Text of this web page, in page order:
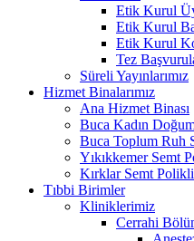
Etik Kurul
Etik Kurul
Etik Kurul
Tez
Süreli Yayınlarımız
Hizmet Binalarımız
Ana Hizmet Binası
Buca Kadın
Buca Toplum Ruh
Yıkıkkemer Semt
Kırklar Semt
Tıbbi Birimler
Kliniklerimiz
Cerrahi